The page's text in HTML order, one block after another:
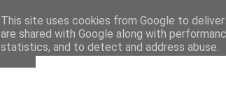
This site uses cookies from Google to
are shared with Google along with
statistics, and to detect and address abuse.